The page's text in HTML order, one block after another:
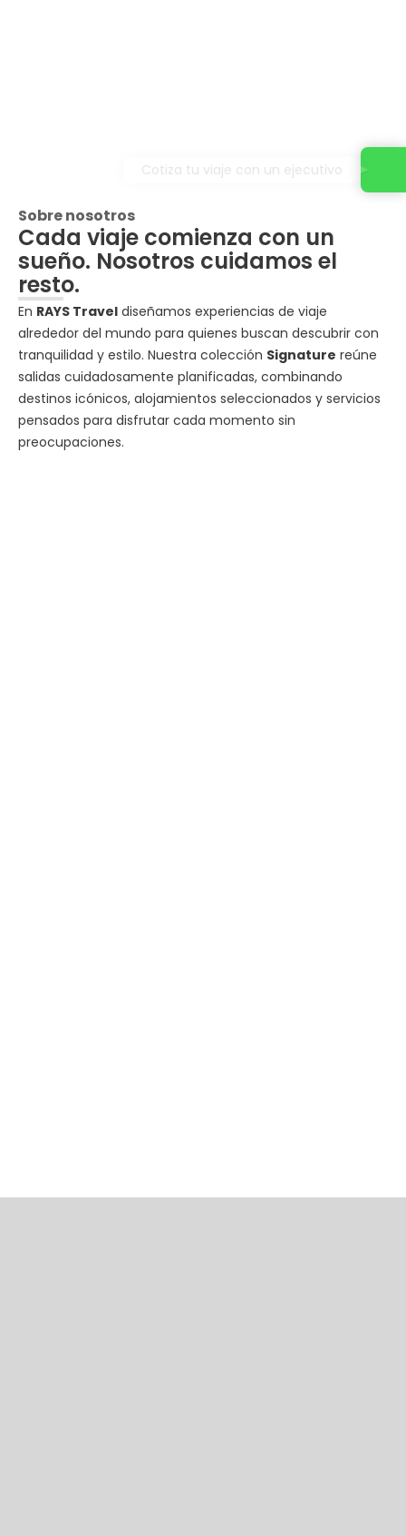
Sobre nosotros
Cada viaje comienza con un
sueño. Nosotros cuidamos el
resto.
En RAYS Travel diseñamos experiencias de viaje
alrededor del mundo para quienes buscan descubrir con
tranquilidad y estilo. Nuestra colección Signature reúne
salidas cuidadosamente planificadas, combinando
destinos icónicos, alojamientos seleccionados y servicios
pensados para disfrutar cada momento sin
preocupaciones.
Cotiza tu viaje con un ejecutivo